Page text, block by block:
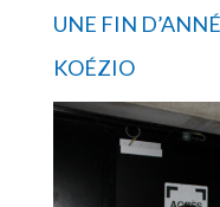
UNE FIN
KOÉZIO